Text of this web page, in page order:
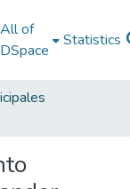
All of
DSpace
Statistics